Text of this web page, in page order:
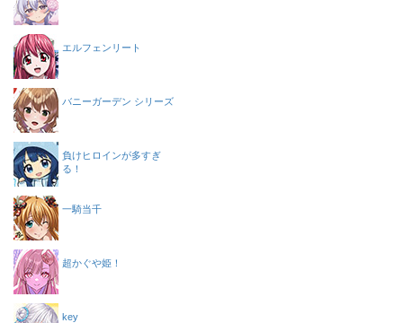
エルフェンリート
バニーガーデン シリーズ
負けヒロインが多すぎ
る！
一騎当千
超かぐや姫！
key